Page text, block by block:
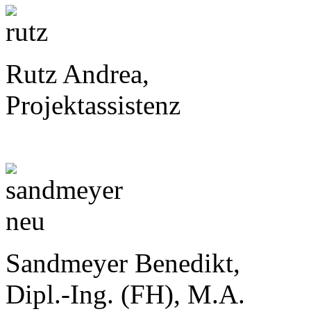
Rutz Andrea,
Projektassistenz
Sandmeyer Benedikt,
Dipl.-Ing. (FH), M.A.